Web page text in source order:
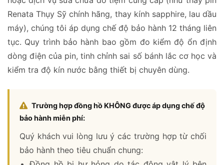
Renata Thụy Sỹ chính hãng, thay kính sapphire, lau dầu
máy), chúng tôi áp dụng chế độ bảo hành 12 tháng liên
tục. Quy trình bảo hành bao gồm đo kiểm độ ổn định
dòng điện của pin, tinh chỉnh sai số bánh lắc cơ học và
kiểm tra độ kín nước bằng thiết bị chuyên dùng.
Trường hợp đồng hồ KHÔNG được áp dụng chế độ
bảo hành miễn phí:
Quý khách vui lòng lưu ý các trường hợp từ chối
bảo hành theo tiêu chuẩn chung: